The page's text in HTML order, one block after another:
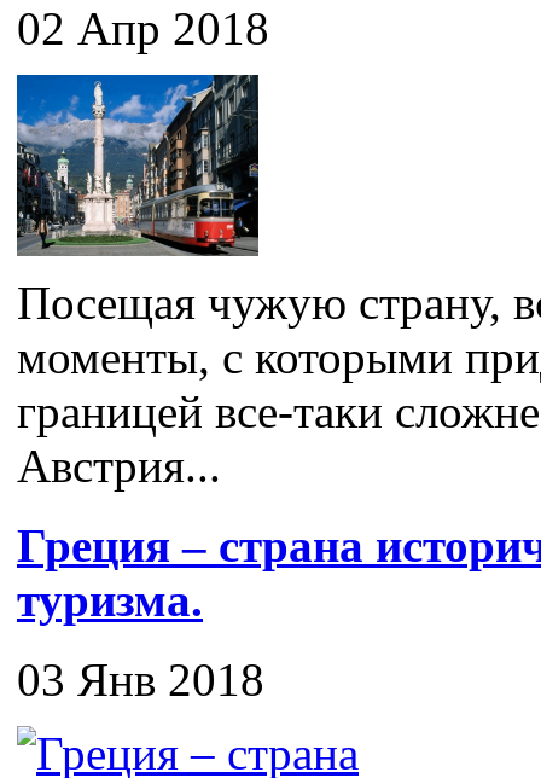
02 Апр 2018
Посещая чужую страну,
моменты, с которыми
границей все-таки
Австрия...
Греция – страна
туризма.
03 Янв 2018